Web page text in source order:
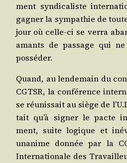
ment syn­di­ca­liste
gagner la sym­pa­thie de
jour où celle-ci se ver­ra
amants de pas­sage qui
posséder.
Quand, au len­de­main du
CGTSR, la confé­rence
se réunis­sait au siège de
tait qu’à signer le pacte
ment, suite logique et
una­nime don­née par la
Inter­na­tio­nale des